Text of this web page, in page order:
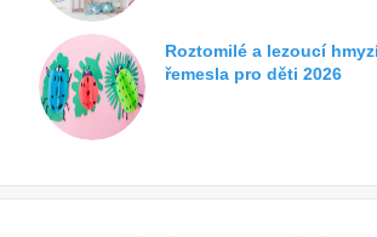
Roztomilé a lezoucí
řemesla pro děti 2026